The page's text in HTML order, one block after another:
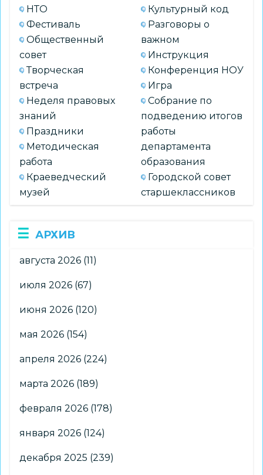
НТО
Фестиваль
Общественный
совет
Творческая
встреча
Неделя правовых
знаний
Праздники
Методическая
работа
Краеведческий
музей
Культурный код
Разговоры о
важном
Инструкция
Конференция НОУ
Игра
Собрание по
подведению итогов
работы
департамента
образования
Городской совет
старшеклассников
АРХИВ
августа 2026 (11)
июля 2026 (67)
июня 2026 (120)
мая 2026 (154)
апреля 2026 (224)
марта 2026 (189)
февраля 2026 (178)
января 2026 (124)
декабря 2025 (239)